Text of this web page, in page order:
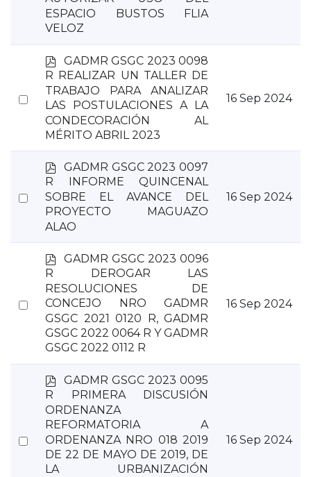
ESPACIO BUSTOS FLIA
VELOZ
Select
p
d
f
GADMR GSGC 2023 0098
R REALIZAR UN TALLER DE
TRABAJO PARA ANALIZAR
LAS POSTULACIONES A LA
CONDECORACIÓN AL
MÉRITO ABRIL 2023
16 Sep 2024
Select
p
f
GADMR GSGC 2023 0097
R INFORME QUINCENAL
SOBRE EL AVANCE DEL
PROYECTO MAGUAZO
ALAO
16 Sep 2024
Select
p
f
GADMR GSGC 2023 0096
R DEROGAR LAS
RESOLUCIONES DE
CONCEJO NRO GADMR
GSGC 2021 0120 R, GADMR
GSGC 2022 0064 R Y GADMR
GSGC 2022 0112 R
16 Sep 2024
Select
p
f
GADMR GSGC 2023 0095
R PRIMERA DISCUSIÓN
ORDENANZA
REFORMATORIA A
ORDENANZA NRO 018 2019
DE 22 DE MAYO DE 2019, DE
LA URBANIZACIÓN
16 Sep 2024